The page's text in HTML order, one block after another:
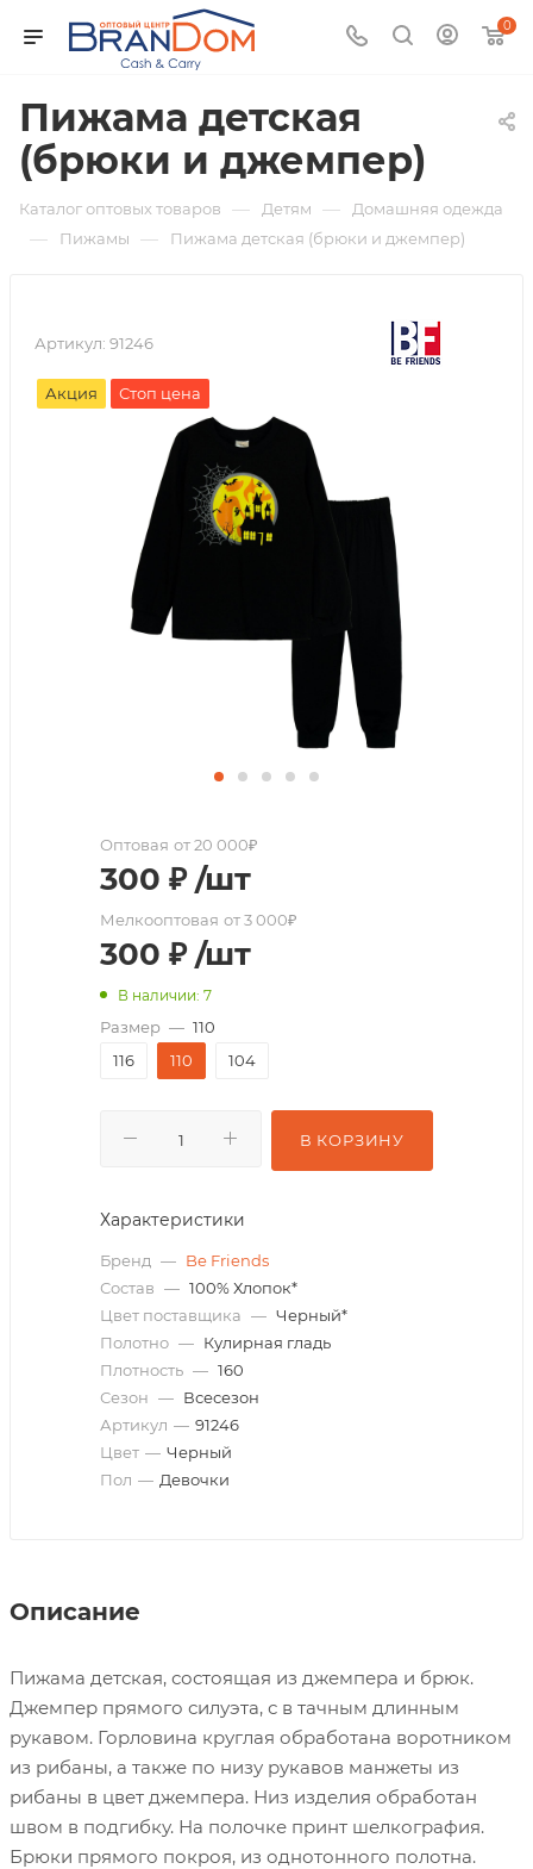
0
Пижама детская
(брюки и джемпер)
Каталог оптовых товаров — Детям — Домашняя одежда
— Пижамы — Пижама детская (брюки и джемпер)
Артикул: 91246
Акция Стоп цена
Оптовая от 20 000₽
300 ₽ /шт
Мелкооптовая от 3 000₽
300 ₽ /шт
В наличии: 7
Размер — 110
116
110 104
В КОРЗИНУ
Характеристики
Бренд — Be Friends
Состав — 100% Хлопок*
Цвет поставщика — Черный*
Полотно — Кулирная гладь
Плотность — 160
Сезон — Всесезон
Артикул — 91246
Цвет — Черный
Пол — Девочки
Описание
Пижама детская, состоящая из джемпера и брюк.
Джемпер прямого силуэта, с в тачным длинным
рукавом. Горловина круглая обработана воротником
из рибаны, а также по низу рукавов манжеты из
рибаны в цвет джемпера. Низ изделия обработан
швом в подгибку. На полочке принт шелкография.
Брюки прямого покроя, из однотонного полотна.